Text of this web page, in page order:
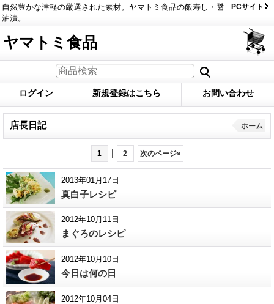
自然豊かな津軽の厳選された素材。ヤマトミ食品の飯寿し・醤
油漬。
PCサイト
ヤマトミ食品
ログイン 新規登録はこちら お問い合わせ
店長日記 ホーム
1 | 2 次のページ»
2013年01月17日
真白子レシピ
2012年10月11日
まぐろのレシピ
2012年10月10日
今日は何の日
2012年10月04日